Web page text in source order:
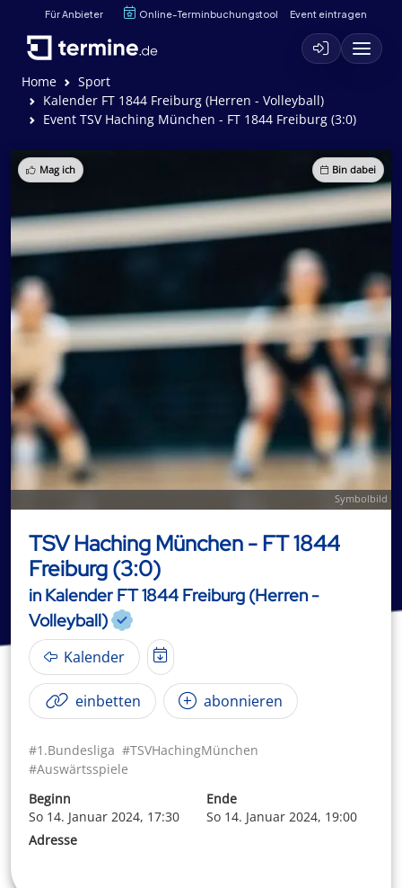
Für Anbieter Online-Terminbuchungstool Event eintragen
Home
Sport
Kalender FT 1844 Freiburg (Herren - Volleyball)
Event TSV Haching München - FT 1844 Freiburg (3:0)
Mag ich Bin dabei
Symbolbild
TSV Haching München - FT 1844
Freiburg (3:0)
in Kalender FT 1844 Freiburg (Herren -
Volleyball)
Kalender
einbetten abonnieren
#1.Bundesliga #TSVHachingMünchen
#Auswärtsspiele
Beginn
So 14. Januar 2024, 17:30
Ende
So 14. Januar 2024, 19:00
Adresse